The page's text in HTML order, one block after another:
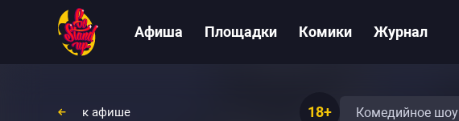
Афиша Площадки Комики Журнал
к афише 18+ Комедийное шоу